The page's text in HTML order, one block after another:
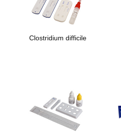
Clostridium difficile